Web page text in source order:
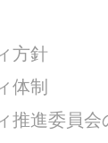
方針
体制
推進委員会